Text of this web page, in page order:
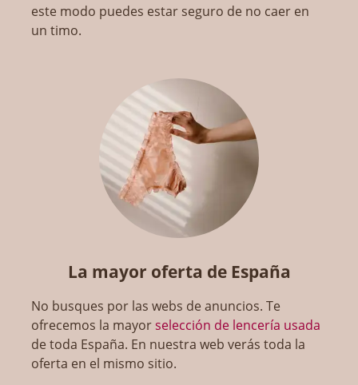
este modo puedes estar seguro de no caer en
un timo.
La mayor oferta de España
No busques por las webs de anuncios. Te
ofrecemos la mayorselección de lencería usada
de toda España. En nuestra web verás toda la
oferta en el mismo sitio.